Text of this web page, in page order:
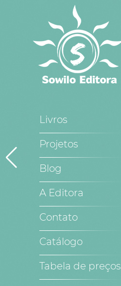
Livros
Projetos
Blog
A Editora
Contato
Catálogo
Tabela de preços